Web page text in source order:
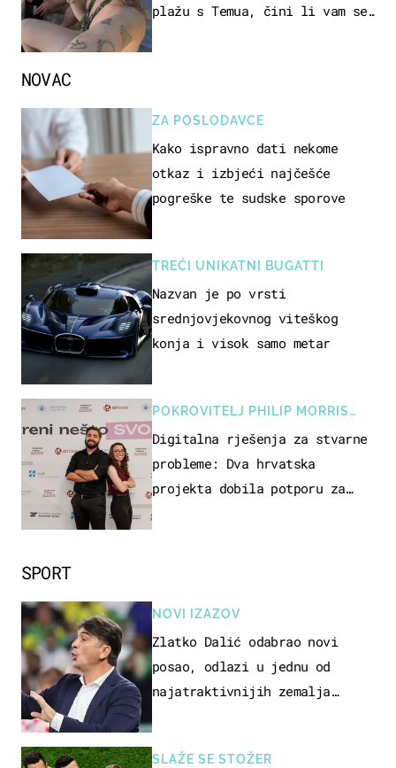
plažu s Temua, čini li vam se
SPORT
NOVI IZAZOV
Zlatko Dalić odabrao novi
posao, odlazi u jednu od
najatraktivnijih zemalja
SLAŽE SE STOŽER
NOVAC
ZA POSLODAVCE
Kako ispravno dati nekome
otkaz i izbjeći najčešće
pogreške te sudske sporove
TREĆI UNIKATNI BUGATTI
Nazvan je po vrsti
srednjovjekovnog viteškog
konja i visok samo metar
POKROVITELJ PHILIP MORRIS
ZAGREB
Digitalna rješenja za stvarne
probleme: Dva hrvatska
projekta dobila potporu za